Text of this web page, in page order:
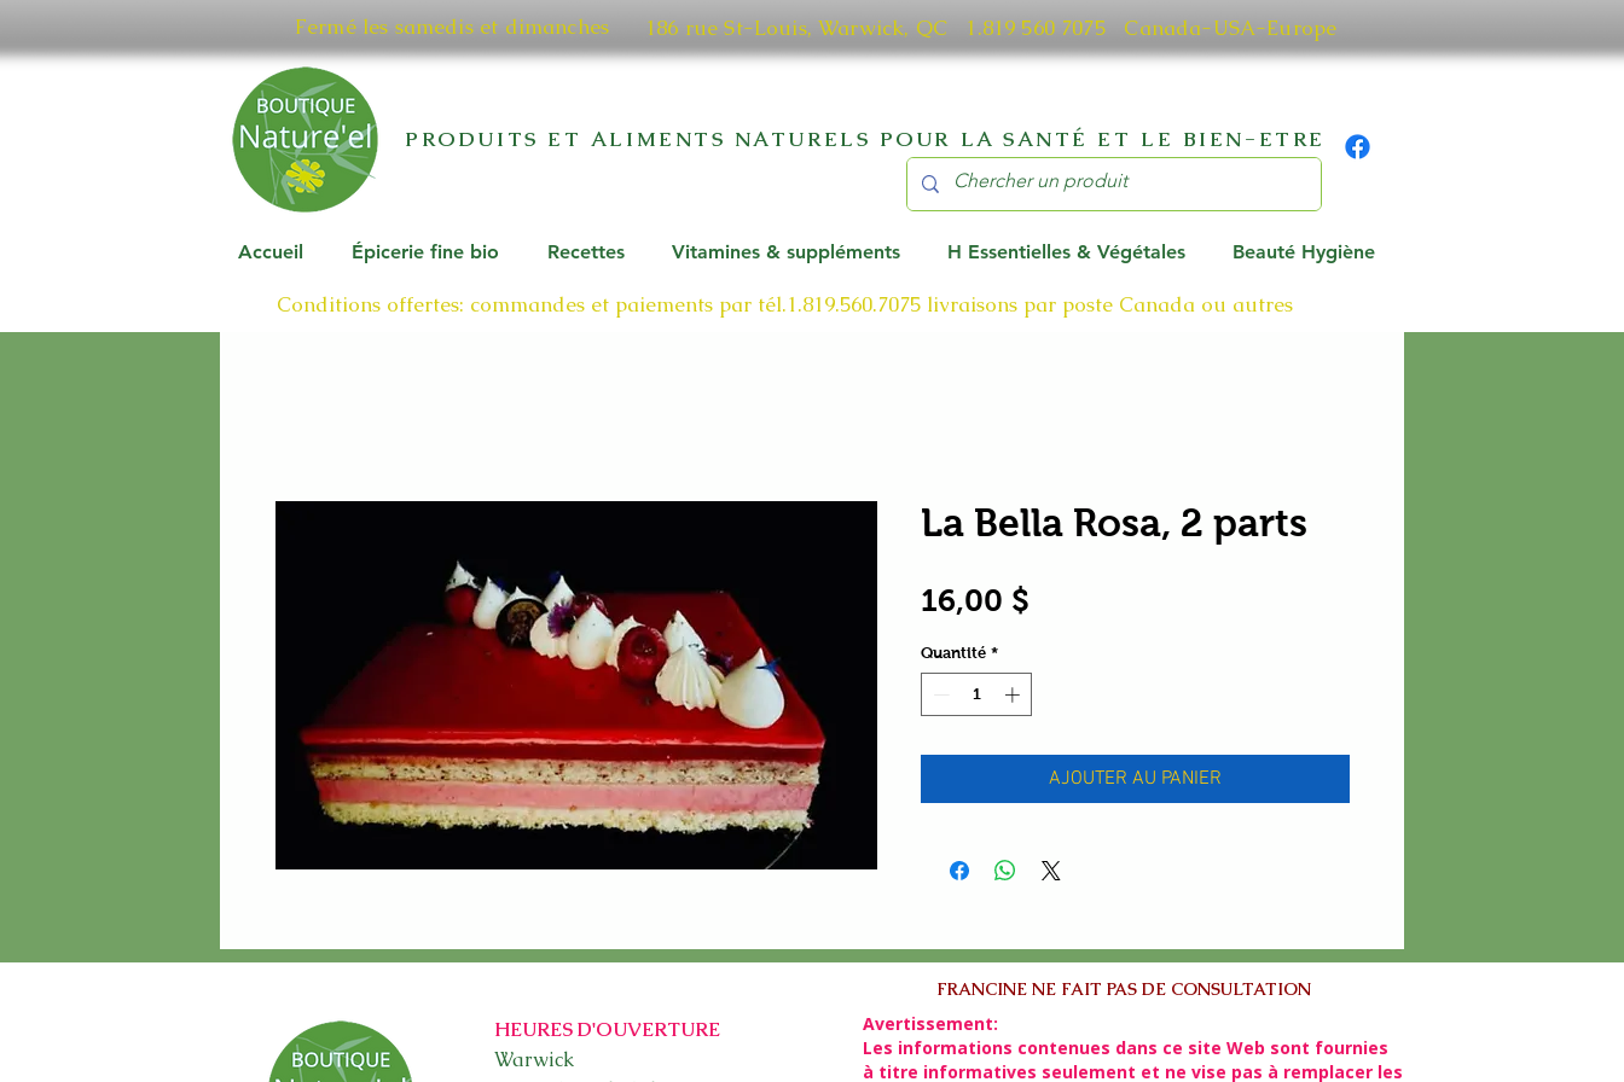
Fermé les samedis et dimanches 186 rue St-Louis, Warwick, QC​ 1.819 560 7075 Canada-USA-Europe
PRODUITS ET ALIMENTS NATURELS POUR LA SANTÉ ET LE BIEN-ETRE
Accueil Épicerie fine bio Recettes Vitamines & suppléments H Essentielles & Végétales Beauté Hygiène
Conditions offertes: commandes et paiements par tél.1.819.560.7075 livraisons par poste Canada ou autres
La Bella Rosa, 2 parts
16,00 $
Quantité *
AJOUTER AU PANIER
FRANCINE NE FAIT PAS DE CONSULTATION
HEURES D'OUVERTURE
Warwick​
Avertissement:
Les informations contenues dans ce site Web sont fournies
à titre informatives seulement et ne vise pas à remplacer les